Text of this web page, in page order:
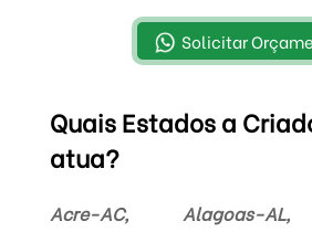
Solicitar
Quais Estados a
atua?
Acre-AC, Alagoas-